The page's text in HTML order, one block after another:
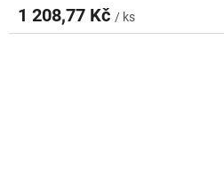
1 208,77 Kč / ks